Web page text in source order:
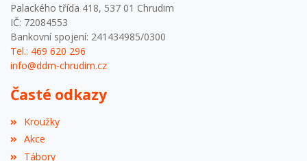
Palackého třída 418, 537 01 Chrudim
IČ: 72084553
Bankovní spojení: 241434985/0300
Tel.: 469 620 296
info@ddm-chrudim.cz
Časté odkazy
Kroužky
Akce
Tábory